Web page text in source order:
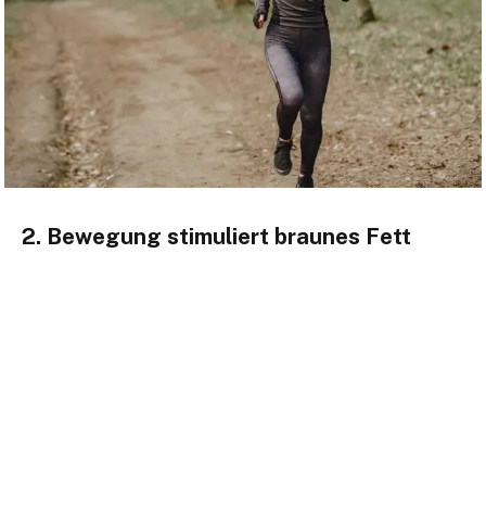
2. Bewegung stimuliert braunes Fett